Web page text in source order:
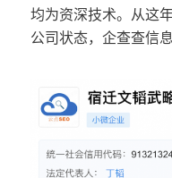
均为资深技术。从这
公司状态，企查查信息